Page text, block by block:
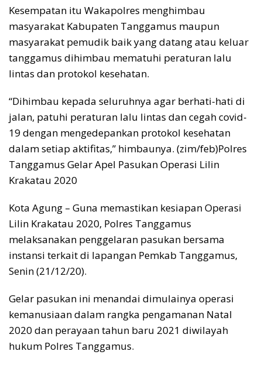
Kesempatan itu Wakapolres menghimbau
masyarakat Kabupaten Tanggamus maupun
masyarakat pemudik baik yang datang atau keluar
tanggamus dihimbau mematuhi peraturan lalu
lintas dan protokol kesehatan.
“Dihimbau kepada seluruhnya agar berhati-hati di
jalan, patuhi peraturan lalu lintas dan cegah covid-
19 dengan mengedepankan protokol kesehatan
dalam setiap aktifitas,” himbaunya. (zim/feb)Polres
Tanggamus Gelar Apel Pasukan Operasi Lilin
Krakatau 2020
Kota Agung – Guna memastikan kesiapan Operasi
Lilin Krakatau 2020, Polres Tanggamus
melaksanakan penggelaran pasukan bersama
instansi terkait di lapangan Pemkab Tanggamus,
Senin (21/12/20).
Gelar pasukan ini menandai dimulainya operasi
kemanusiaan dalam rangka pengamanan Natal
2020 dan perayaan tahun baru 2021 diwilayah
hukum Polres Tanggamus.